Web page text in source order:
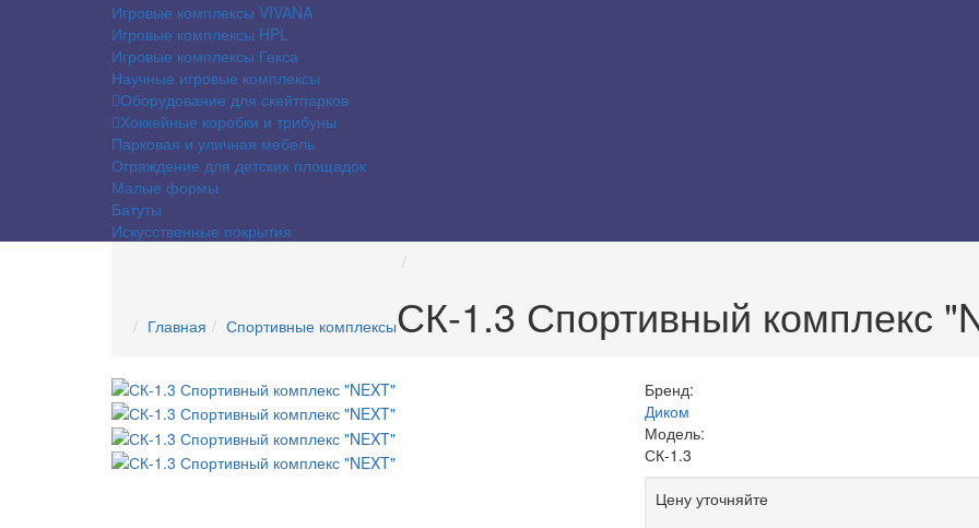
Игровые комплексы VIVANA
Игровые комплексы HPL
Игровые комплексы Гекса
Научные игровые комплексы
Оборудование для скейтпарков
Хоккейные коробки и трибуны
Парковая и уличная мебель
Ограждение для детских площадок
Малые формы
Батуты
Искусственные покрытия
Главная Спортивные комплексыСК-1.3 Спортивный комплекс
Бренд:
Диком
Модель:
СК-1.3
Цену уточняйте